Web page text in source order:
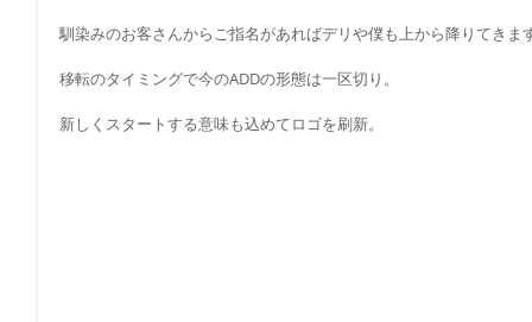
馴染みのお客さんからご指名があればデリや僕も上から降りてきま
移転のタイミングで今のADDの形態は一区切り。
新しくスタートする意味も込めてロゴを刷新。